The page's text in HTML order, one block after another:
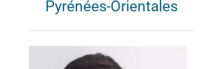
Pyrénées-Orientales